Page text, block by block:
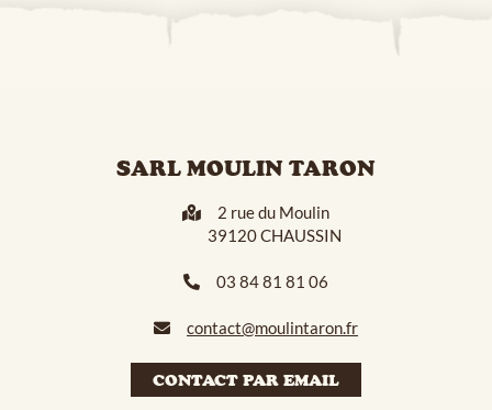
SARL MOULIN TARON
2 rue du Moulin
39120 CHAUSSIN
03 84 81 81 06
contact@moulintaron.fr
CONTACT PAR EMAIL